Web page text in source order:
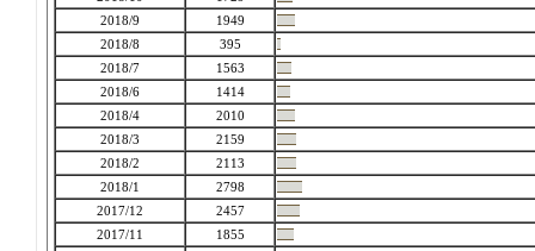
2018/9
1949
2018/8
395
2018/7
1563
2018/6
1414
2018/4
2010
2018/3
2159
2018/2
2113
2018/1
2798
2017/12
2457
2017/11
1855